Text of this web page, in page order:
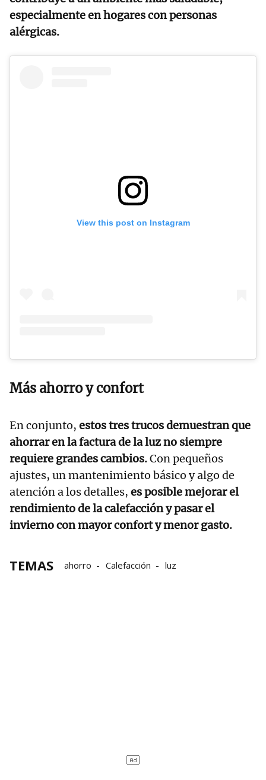
especialmente en hogares con personas
alérgicas.
View this post on Instagram
Más ahorro y confort
En conjunto, estos tres trucos demuestran que
ahorrar en la factura de la luz no siempre
requiere grandes cambios.Con pequeños
ajustes, un mantenimiento básico y algo de
atención a los detalles, es posible mejorar el
rendimiento de la calefacción y pasar el
invierno con mayor confort y menor gasto.
TEMAS ahorro Calefacción luz